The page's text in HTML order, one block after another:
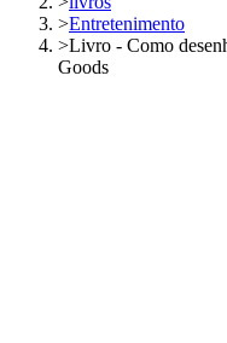
>Entretenimento
>Livro - Como
Goods